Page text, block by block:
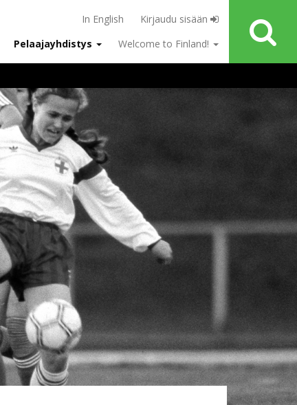
In English
Kirjaudu sisään
Pelaajayhdistys Welcome to Finland!